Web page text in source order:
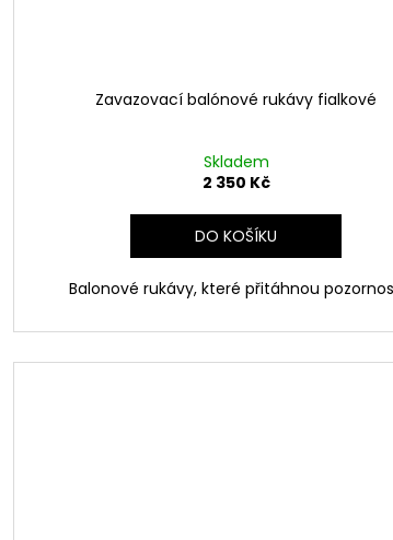
Zavazovací balónové rukávy fialkové
Skladem
2 350 Kč
DO KOŠÍKU
Balonové rukávy, které přitáhnou